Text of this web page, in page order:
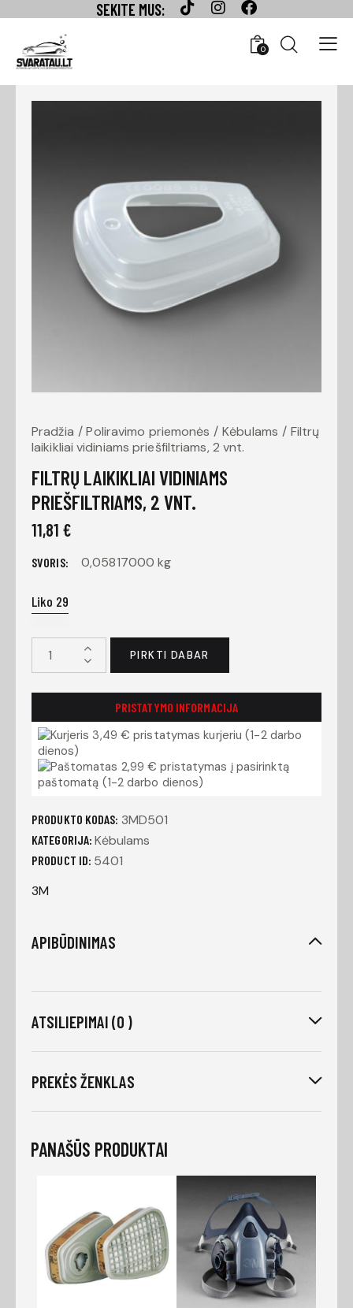
SEKITE MUS:
0
Pradžia Poliravimo priemonės Kėbulams
Filtrų
laikikliai vidiniams priešfiltriams, 2 vnt.
FILTRŲ LAIKIKLIAI VIDINIAMS
PRIEŠFILTRIAMS, 2 VNT.
11,81 €
SVORIS 0,05817000 kg
Liko 29
PIRKTI DABAR
PRISTATYMO INFORMACIJA
3,49 € pristatymas kurjeriu (1-2 darbo
dienos)
2,99 € pristatymas į pasirinktą
paštomatą (1-2 darbo dienos)
PRODUKTO KODAS: 3MD501
KATEGORIJA:Kėbulams
PRODUCT ID: 5401
3M
APIBŪDINIMAS
ATSILIEPIMAI (0 )
PREKĖS ŽENKLAS
PANAŠŪS PRODUKTAI